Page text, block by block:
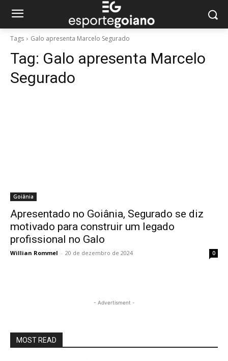
Tags Galo apresenta Marcelo Segurado
Tag: Galo apresenta Marcelo
Segurado
Goiânia
Apresentado no Goiânia, Segurado se diz
motivado para construir um legado
profissional no Galo
Willian Rommel - 20 de dezembro de 2024 0
- Advertisment -
MOST READ